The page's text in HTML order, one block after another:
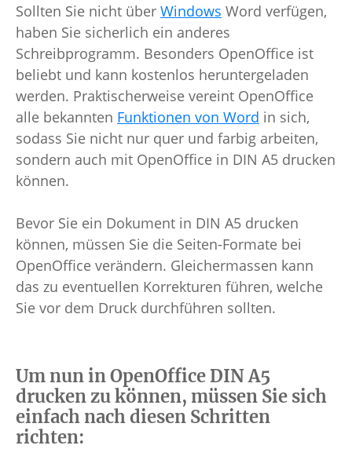
Sollten Sie nicht über Windows Word verfügen,
haben Sie sicherlich ein anderes
Schreibprogramm. Besonders OpenOffice ist
beliebt und kann kostenlos heruntergeladen
werden. Praktischerweise vereint OpenOffice
alle bekannten Funktionen von Word in sich,
sodass Sie nicht nur quer und farbig arbeiten,
sondern auch mit OpenOffice in DIN A5 drucken
können.
Bevor Sie ein Dokument in DIN A5 drucken
können, müssen Sie die Seiten-Formate bei
OpenOffice verändern. Gleichermassen kann
das zu eventuellen Korrekturen führen, welche
Sie vor dem Druck durchführen sollten.
Um nun in OpenOffice DIN A5
drucken zu können, müssen Sie sich
einfach nach diesen Schritten
richten: